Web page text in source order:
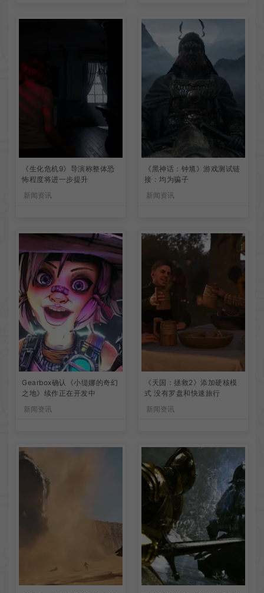
《生化危机9》导演称整体恐
怖程度将进一步提升
新闻资讯
《黑神话：钟馗》游戏测试链
接：均为骗子
新闻资讯
Gearbox确认《小缇娜的奇幻
之地》续作正在开发中
新闻资讯
《天国：拯救2》添加硬核模
式 没有罗盘和快速旅行
新闻资讯